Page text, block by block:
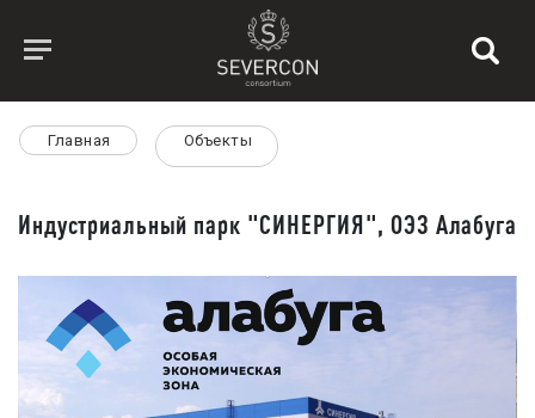
Главная Объекты
Индустриальный парк "СИНЕРГИЯ", ОЭЗ Алабуга